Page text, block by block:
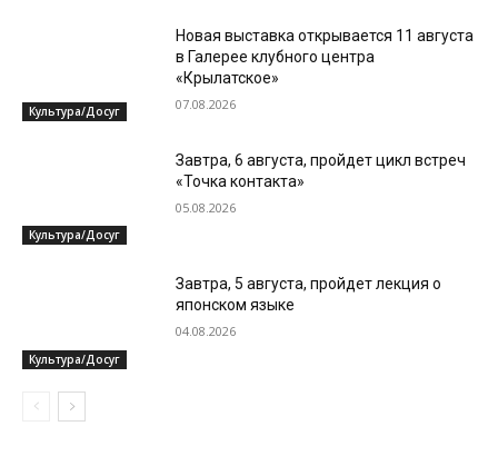
Культура/Досуг
Новая выставка открывается 11 августа
в Галерее клубного центра
«Крылатское»
07.08.2026
Культура/Досуг
Завтра, 6 августа, пройдет цикл встреч
«Точка контакта»
05.08.2026
Культура/Досуг
Завтра, 5 августа, пройдет лекция о
японском языке
04.08.2026